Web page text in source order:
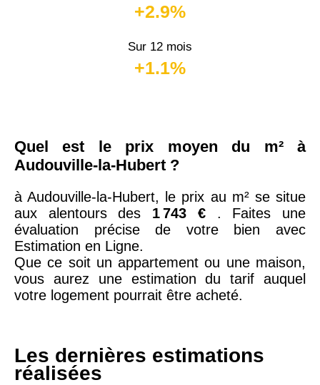
+2.9%
Sur 12 mois
+1.1%
Quel est le prix moyen du m² à
Audouville-la-Hubert ?
à Audouville-la-Hubert, le prix au m² se situe
aux alentours des 1 743 € . Faites une
évaluation précise de votre bien avec
Estimation en Ligne.
Que ce soit un appartement ou une maison,
vous aurez une estimation du tarif auquel
votre logement pourrait être acheté.
Les dernières estimations
réalisées